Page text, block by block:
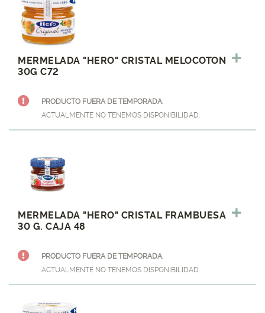
MERMELADA "HERO" CRISTAL MELOCOTON
30G C72
PRODUCTO FUERA DE TEMPORADA.
ACTUALMENTE NO TENEMOS DISPONIBILIDAD.
MERMELADA "HERO" CRISTAL FRAMBUESA
30 G. CAJA 48
PRODUCTO FUERA DE TEMPORADA.
ACTUALMENTE NO TENEMOS DISPONIBILIDAD.